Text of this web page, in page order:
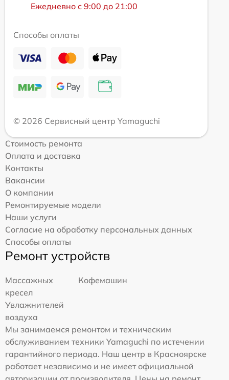
Ежедневно с 9:00 до 21:00
Способы оплаты
© 2026 Сервисный центр Yamaguchi
Стоимость ремонта
Оплата и доставка
Контакты
Вакансии
О компании
Ремонтируемые модели
Наши услуги
Согласие на обработку персональных данных
Способы оплаты
Ремонт устройств
Массажных
кресел
Кофемашин
Увлажнителей
воздуха
Мы занимаемся ремонтом и техническим
обслуживанием техники Yamaguchi по истечении
гарантийного периода. Наш центр в Красноярске
работает независимо и не имеет официальной